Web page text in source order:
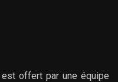
offert par une équipe